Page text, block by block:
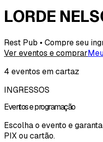
LORDE
Rest Pub • Compre seu
Ver eventos e comprar
4 eventos em cartaz
INGRESSOS
Eventos e programação
Escolha o evento e
PIX ou cartão.